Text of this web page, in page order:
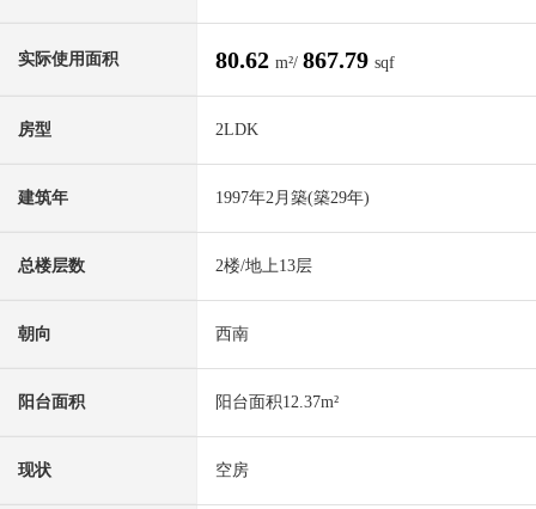
实际使用面积 80.62 m²/ 867.79 sqf
房型 2LDK
建筑年 1997年2月築(築29年)
总楼层数 2楼/地上13层
朝向 西南
阳台面积 阳台面积12.37m²
现状 空房